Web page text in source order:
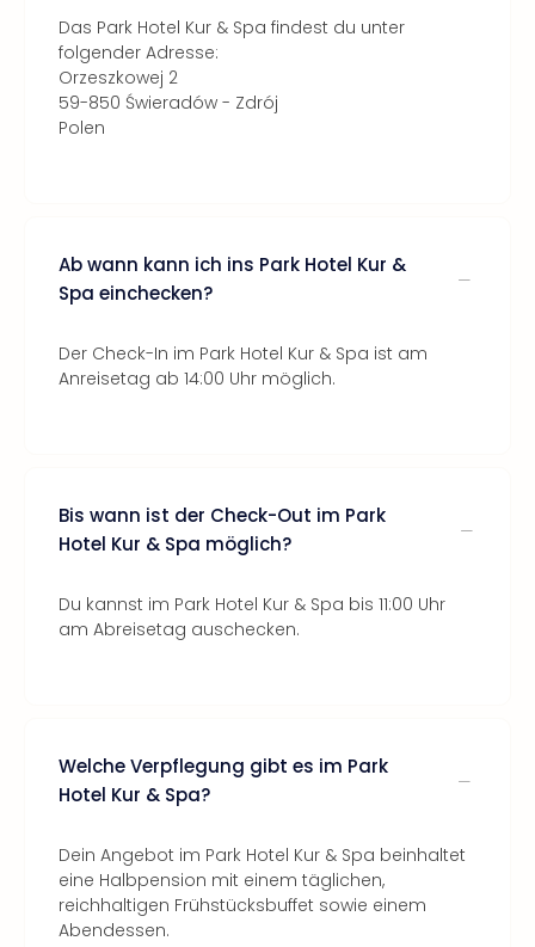
Das Park Hotel Kur & Spa findest du unter
folgender Adresse:
Orzeszkowej 2
59-850 Świeradów - Zdrój
Polen
Ab wann kann ich ins Park Hotel Kur &
Spa einchecken?
Der Check-In im Park Hotel Kur & Spa ist am
Anreisetag ab 14:00 Uhr möglich.
Bis wann ist der Check-Out im Park
Hotel Kur & Spa möglich?
Du kannst im Park Hotel Kur & Spa bis 11:00 Uhr
am Abreisetag auschecken.
Welche Verpflegung gibt es im Park
Hotel Kur & Spa?
Dein Angebot im Park Hotel Kur & Spa beinhaltet
eine Halbpension mit einem täglichen,
reichhaltigen Frühstücksbuffet sowie einem
Abendessen.